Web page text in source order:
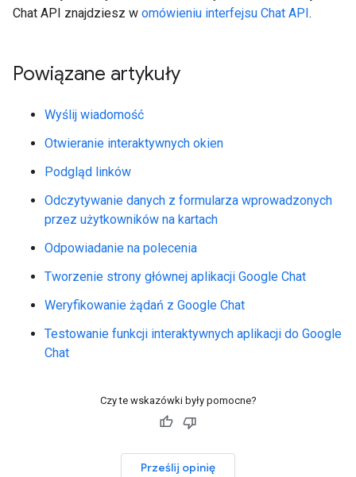
Chat API znajdziesz w omówieniu interfejsu Chat API.
Powiązane artykuły
Wyślij wiadomość
Otwieranie interaktywnych okien
Podgląd linków
Odczytywanie danych z formularza wprowadzonych
przez użytkowników na kartach
Odpowiadanie na polecenia
Tworzenie strony głównej aplikacji Google Chat
Weryfikowanie żądań z Google Chat
Testowanie funkcji interaktywnych aplikacji do Google
Chat
Czy te wskazówki były pomocne?
Prześlij opinię